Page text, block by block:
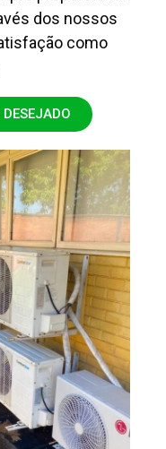
dos nossos
como